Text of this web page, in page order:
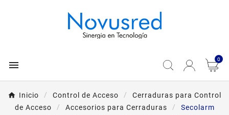
 0
Inicio Control de Acceso
Cerraduras para Control
de Acceso
Accesorios para Cerraduras
Secolarm